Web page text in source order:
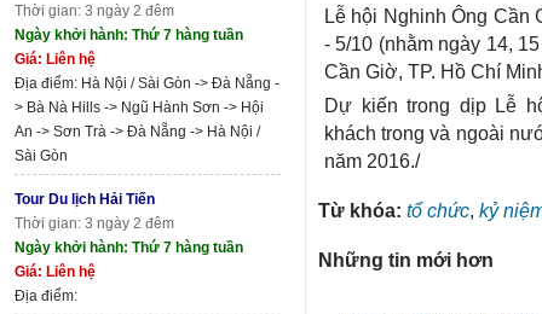
Thời gian: 3 ngày 2 đêm
Ngày khởi hành: Thứ 7 hàng tuần
Giá: Liên hệ
Địa điểm: Hà Nội / Sài Gòn -> Đà Nẵng -
> Bà Nà Hills -> Ngũ Hành Sơn -> Hội
An -> Sơn Trà -> Đà Nẵng -> Hà Nội /
Sài Gòn
Tour Du lịch Hải Tiến
Thời gian: 3 ngày 2 đêm
Ngày khởi hành: Thứ 7 hàng tuần
Giá: Liên hệ
Địa điểm:
Lễ hội Nghinh Ông Cần
- 5/10 (nhằm ngày 14,
Cần Giờ, TP. Hồ Chí
Dự kiến trong dịp Lễ
khách trong và ngoài
năm 2016./
Từ khóa: tổ chức, kỷ
Những tin mới hơn